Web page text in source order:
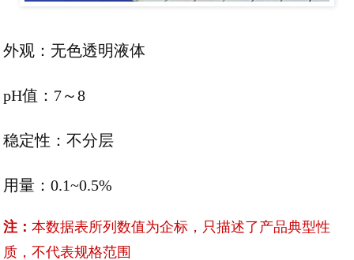
外观：无色透明液体
pH值：7～8
稳定性：不分层
用量：0.1~0.5%
注：本数据表所列数值为企标，只描述了产品典型性
质，不代表规格范围